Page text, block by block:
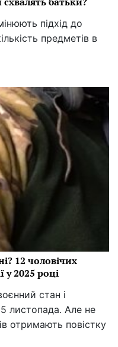
підхід до
предметів в
12 чоловічих
у 2025 році
стан і
листопада. Але не
отримають повістку